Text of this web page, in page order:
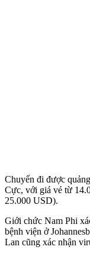
Chuyến đi được
Cực, với giá vé từ
25.000 USD).
Giới chức Nam Phi
bệnh viện ở
Lan cũng xác nhận